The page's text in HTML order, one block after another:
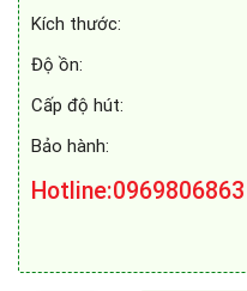
Kích
Độ
Cấp độ
Bảo
Hotline:0969806863